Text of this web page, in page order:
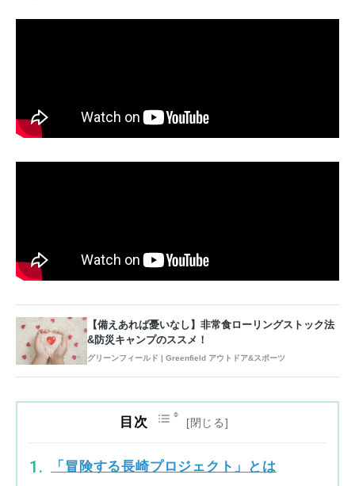
【備えあれば憂いなし】非常食ローリングストック法
&防災キャンプのススメ！
グリーンフィールド | Greenfield アウトドア&スポーツ
目次
「冒険する長崎プロジェクト」とは